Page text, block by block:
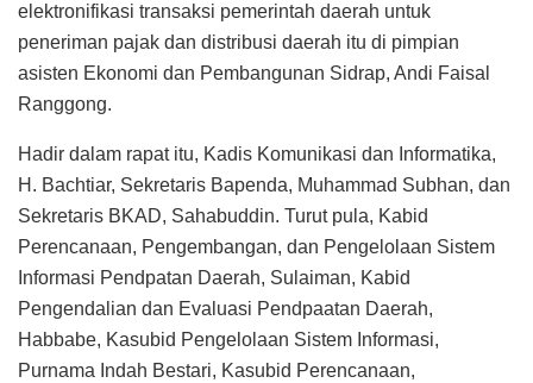
elektronifikasi transaksi pemerintah daerah untuk
peneriman pajak dan distribusi daerah itu di pimpian
asisten Ekonomi dan Pembangunan Sidrap, Andi Faisal
Ranggong.
Hadir dalam rapat itu, Kadis Komunikasi dan Informatika,
H. Bachtiar, Sekretaris Bapenda, Muhammad Subhan, dan
Sekretaris BKAD, Sahabuddin. Turut pula, Kabid
Perencanaan, Pengembangan, dan Pengelolaan Sistem
Informasi Pendpatan Daerah, Sulaiman, Kabid
Pengendalian dan Evaluasi Pendpaatan Daerah,
Habbabe, Kasubid Pengelolaan Sistem Informasi,
Purnama Indah Bestari, Kasubid Perencanaan,